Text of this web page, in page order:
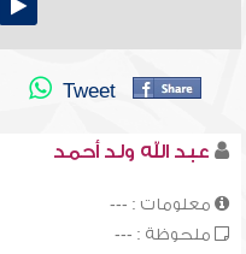
Tweet
عبد الله ولد أحمد
معلومات : ---
ملحوظة : ---